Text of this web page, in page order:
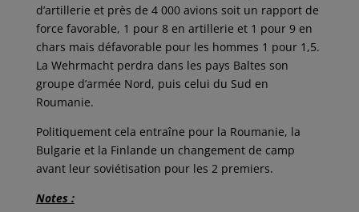
d’artillerie et près de 4 000 avions soit un rapport de
force favorable, 1 pour 8 en artillerie et 1 pour 9 en
chars mais défavorable pour les hommes 1 pour 1,5.
La Wehrmacht perdra dans les pays Baltes son
groupe d’armée Nord, puis celui du Sud en
Roumanie.
Politiquement cela entraîne pour la Roumanie, la
Bulgarie et la Finlande un changement de camp
avant leur soviétisation pour les 2 premiers.
Notes :